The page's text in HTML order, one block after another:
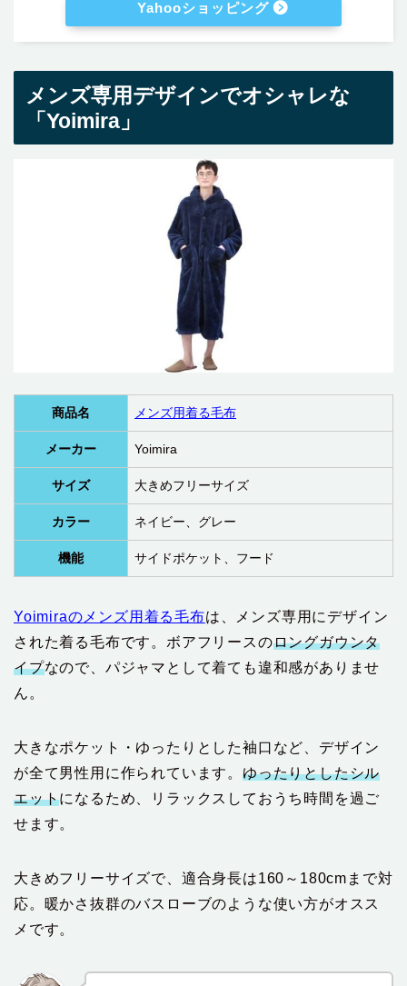
Yahooショッピング
メンズ専用デザインでオシャレな
「Yoimira」
商品名 メンズ用着る毛布
メーカー Yoimira
サイズ 大きめフリーサイズ
カラー ネイビー、グレー
機能 サイドポケット、フード
Yoimiraのメンズ用着る毛布は、メンズ専用にデザイン
された着る毛布です。ボアフリースのロングガウンタ
イプなので、パジャマとして着ても違和感がありませ
ん。
大きなポケット・ゆったりとした袖口など、デザイン
が全て男性用に作られています。 ゆったりとしたシル
エットになるため、リラックスしておうち時間を過ご
せます。
大きめフリーサイズで、適合身長は160～180cmまで対
応。暖かさ抜群のバスローブのような使い方がオスス
メです。